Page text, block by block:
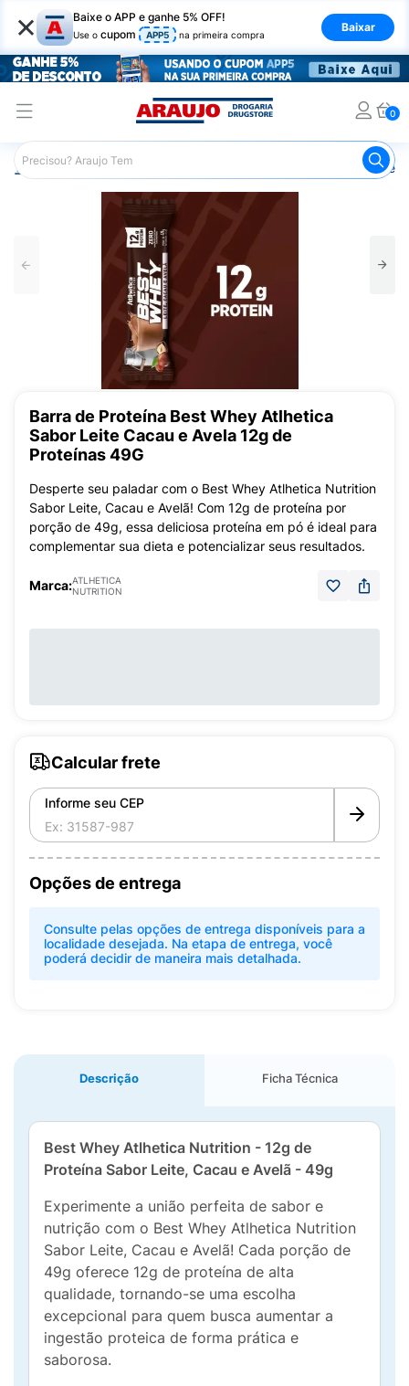
× Baixe o APP e ganhe 5% OFF!
Use o cupom APP5 na primeira compra
Baixar
0
Araujo Nutrição Saudável Barra de
Barra de Proteína Best Whey Atlhetica
Sabor Leite Cacau e Avela 12g de
Proteínas 49G
Desperte seu paladar com o Best Whey Atlhetica Nutrition
Sabor Leite, Cacau e Avelã! Com 12g de proteína por
porção de 49g, essa deliciosa proteína em pó é ideal para
complementar sua dieta e potencializar seus resultados.
Marca:ATLHETICA
NUTRITION
Calcular frete
Informe seu CEP
Opções de entrega
Consulte pelas opções de entrega disponíveis para a
localidade desejada. Na etapa de entrega, você
poderá decidir de maneira mais detalhada.
Descrição Ficha Técnica
Best Whey Atlhetica Nutrition - 12g de
Proteína Sabor Leite, Cacau e Avelã - 49g
Experimente a união perfeita de sabor e
nutrição com o Best Whey Atlhetica Nutrition
Sabor Leite, Cacau e Avelã! Cada porção de
49g oferece 12g de proteína de alta
qualidade, tornando-se uma escolha
excepcional para quem busca aumentar a
ingestão proteica de forma prática e
saborosa.